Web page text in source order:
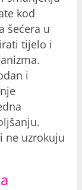
kod
šećera u
tijelo i
i
ne uzrokuju